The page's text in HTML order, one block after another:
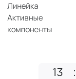
Линейка
Активные
компоненты
13